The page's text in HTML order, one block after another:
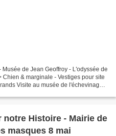
de Jean Geoffroy - L'odyssée de
& marginale - Vestiges pour site
Visite au musée de l'échevinage
Histoire - Mairie de
masques 8 mai